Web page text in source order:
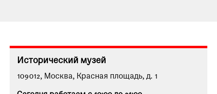
Исторический музей
109012, Москва, Красная площадь, д. 1